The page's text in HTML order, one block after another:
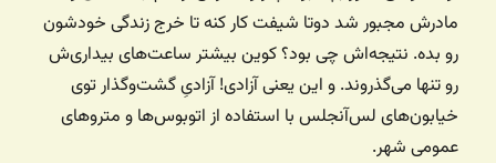
مادرش مجبور شد دوتا شیفت کار کنه تا خرج زندگی خودشون
رو بده. نتیجه‌اش چی بود؟ کوین بیشتر ساعت‌های بیداری‌ش
رو تنها می‌گذروند. و این یعنی آزادی! آزادیِ گشت‌وگذار توی
خیابون‌های لس‌آنجلس با استفاده از اتوبوس‌ها و متروهای
عمومی شهر.